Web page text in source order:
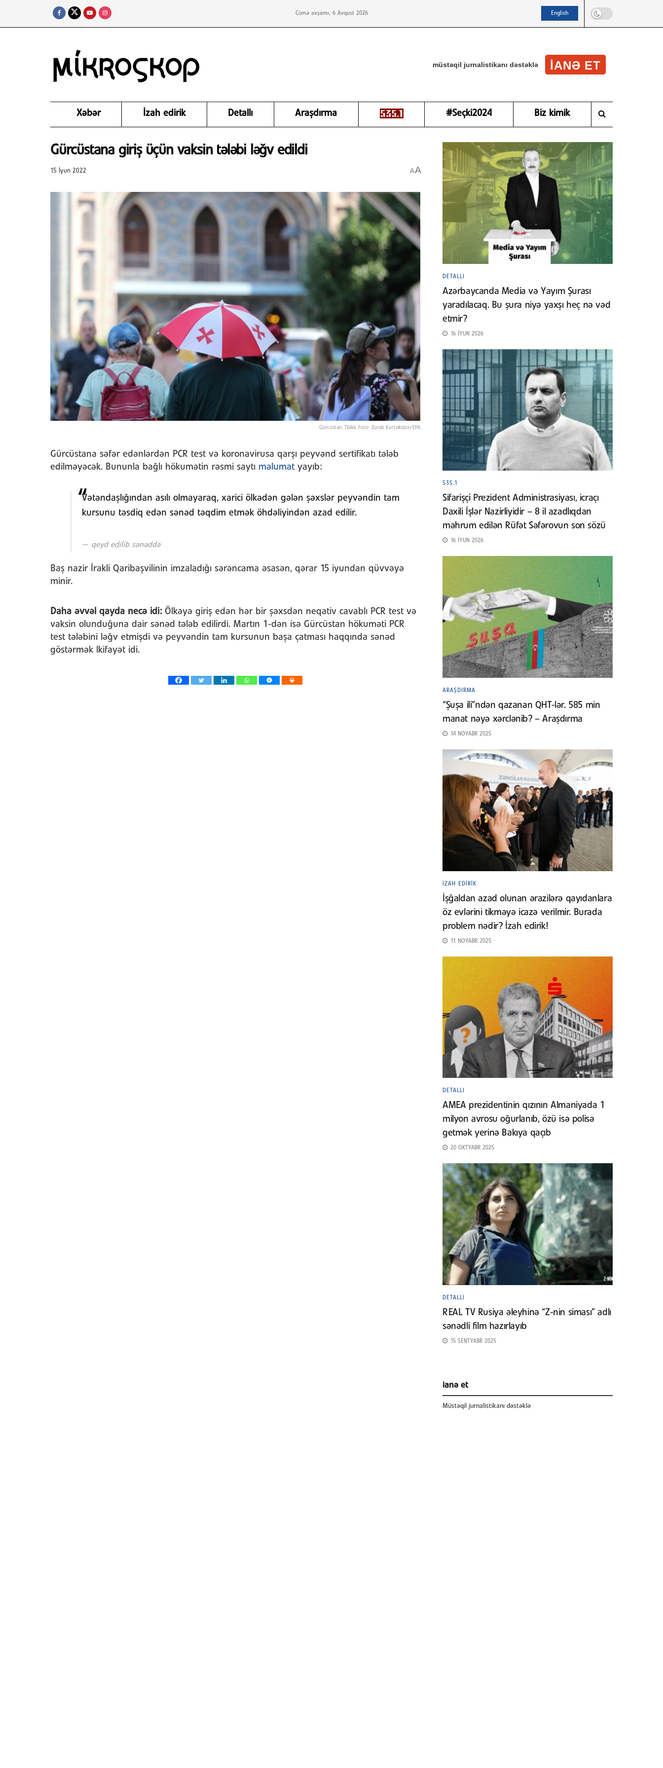
Cümə axşamı, 6 Avqust 2026 English
müstəqil jurnalistikanı dəstəklə IANƏ ET
Xəbər İzah edirik Detallı Araşdırma #Seçki2024 Biz kimik
Gürcüstana giriş üçün vaksin tələbi ləğv edildi
15 İyun 2022 AA
Gürcüstan, Tbilisi. Foto: Zurab Kurtsikidze/EPA
Gürcüstana səfər edənlərdən PCR test və koronavirusa qarşı peyvənd sertifikatı tələb
edilməyəcək. Bununla bağlı hökumətin rəsmi saytı məlumat yayıb:
Vətəndaşlığından asılı olmayaraq, xarici ölkədən gələn şəxslər peyvəndin tam
kursunu təsdiq edən sənəd təqdim etmək öhdəliyindən azad edilir.
qeyd edilib sənəddə
Baş nazir İrakli Qaribaşvilinin imzaladığı sərəncama əsasən, qərar 15 iyundan qüvvəyə
minir.
Daha əvvəl qayda necə idi: Ölkəyə giriş edən hər bir şəxsdən neqativ cavablı PCR test və
vaksin olunduğuna dair sənəd tələb edilirdi. Martın 1-dən isə Gürcüstan hökuməti PCR
test tələbini ləğv etmişdi və peyvəndin tam kursunun başa çatması haqqında sənəd
göstərmək lkifayət idi.
DETALLI
Azərbaycanda Media və Yayım Şurası
yaradılacaq. Bu şura niyə yaxşı heç nə vəd
etmir?
16 İYUN 2026
535.1
Sifarişçi Prezident Administrasiyası, icraçı
Daxili İşlər Nazirliyidir – 8 il azadlıqdan
məhrum edilən Rüfət Səfərovun son sözü
16 İYUN 2026
ARAŞDIRMA
“Şuşa ili”ndən qazanan QHT-lər. 585 min
manat nəyə xərclənib? – Araşdırma
14 NOYABR 2025
İZAH EDIRIK
İşğaldan azad olunan ərazilərə qayıdanlara
öz evlərini tikməyə icazə verilmir. Burada
problem nədir? İzah edirik!
11 NOYABR 2025
DETALLI
AMEA prezidentinin qızının Almaniyada 1
milyon avrosu oğurlanıb, özü isə polisə
getmək yerinə Bakıya qaçıb
20 OKTYABR 2025
DETALLI
REAL TV Rusiya əleyhinə “Z-nin siması” adlı
sənədli film hazırlayıb
15 SENTYABR 2025
ianə et
Müstəqil jurnalistikanı dəstəklə